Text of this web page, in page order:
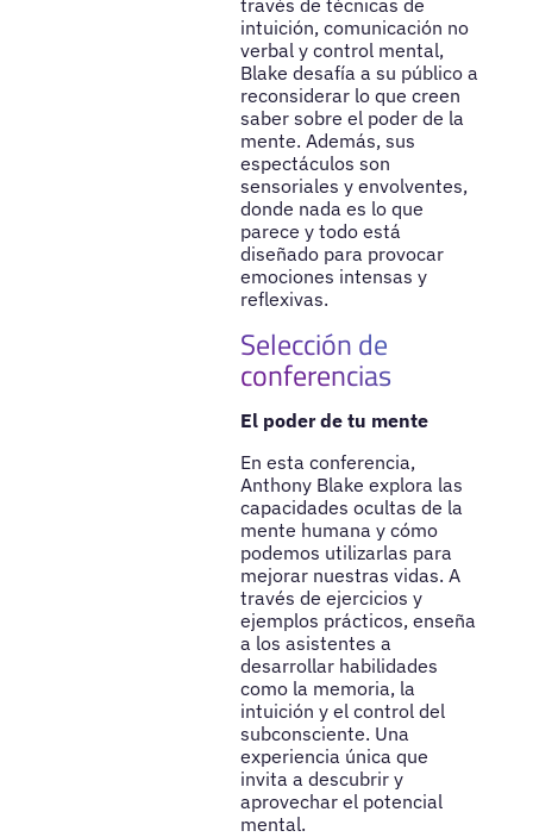
través de técnicas de
intuición, comunicación no
verbal y control mental,
Blake desafía a su público a
reconsiderar lo que creen
saber sobre el poder de la
mente. Además, sus
espectáculos son
sensoriales y envolventes,
donde nada es lo que
parece y todo está
diseñado para provocar
emociones intensas y
reflexivas.
Selección de
conferencias
El poder de tu mente
En esta conferencia,
Anthony Blake explora las
capacidades ocultas de la
mente humana y cómo
podemos utilizarlas para
mejorar nuestras vidas. A
través de ejercicios y
ejemplos prácticos, enseña
a los asistentes a
desarrollar habilidades
como la memoria, la
intuición y el control del
subconsciente. Una
experiencia única que
invita a descubrir y
aprovechar el potencial
mental.